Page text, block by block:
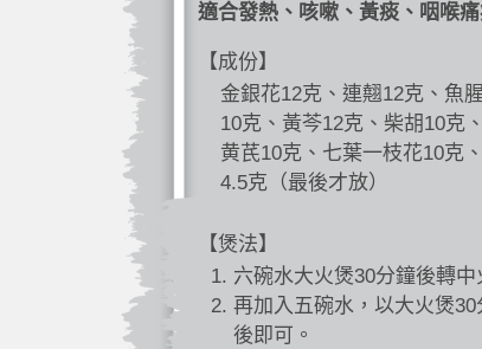
適合發熱、咳嗽、黃痰、咽喉
【成份】
金銀花12克、連翹12克、魚
10克、黃芩12克、柴胡10克
黄芪10克、七葉一枝花10克
4.5克（最後才放）
【煲法】
六碗水大火煲30分鐘後轉
再加入五碗水，以大火煲
後即可。